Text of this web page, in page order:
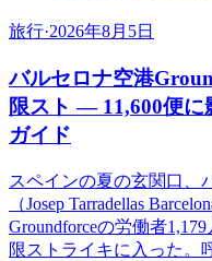
旅行·2026年8月5日
バルセロナ空港
限スト ― 11,600便に
ガイド
スペインの夏の玄関口、
（Josep Tarradellas
Groundforceの労働者
限ストライキに入った。